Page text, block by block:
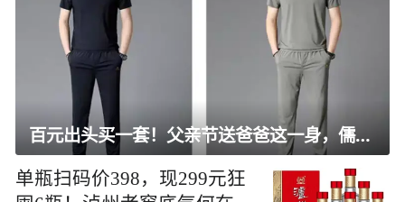
百元出头买一套！父亲节送爸爸这一身，儒雅有型还凉爽
单瓶扫码价398，现299元狂